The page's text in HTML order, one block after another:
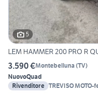
5
LEM HAMMER 200 PRO R
3.590 €Montebelluna (TV)
NuovoQuad
Rivenditore TREVISO